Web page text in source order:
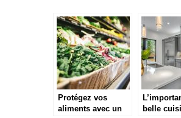
Protégez vos
aliments avec un
belle